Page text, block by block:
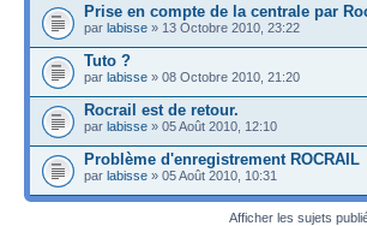
Prise en compte de la centrale par
par labisse » 13 Octobre 2010, 23:22
Tuto ?
par labisse » 08 Octobre 2010, 21:20
Rocrail est de retour.
par labisse » 05 Août 2010, 12:10
Problème d'enregistrement ROCRAIL
par labisse » 05 Août 2010, 10:31
Afficher les sujets